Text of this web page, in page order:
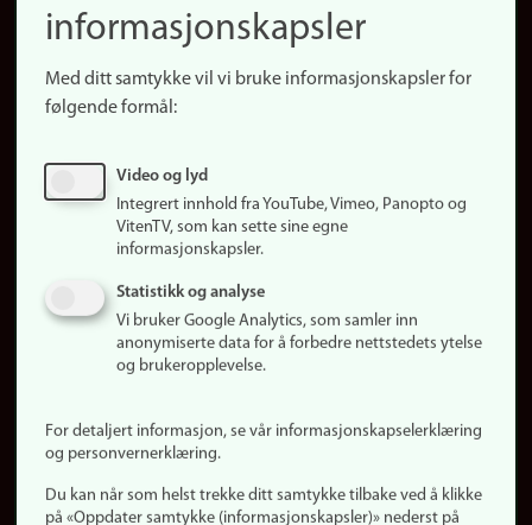
Presse
Finn studier
Ledige stillinger
Om nettstedet
Informasjonskapsler
Personvern
informasjonskapsler
Med ditt samtykke vil vi bruke informasjonskapsler for
følgende formål:
Video og lyd
Integrert innhold fra YouTube, Vimeo, Panopto og
VitenTV, som kan sette sine egne
informasjonskapsler.
Statistikk og analyse
Vi bruker Google Analytics, som samler inn
anonymiserte data for å forbedre nettstedets ytelse
og brukeropplevelse.
For detaljert informasjon, se vår informasjonskapselerklæring
og personvernerklæring.
Du kan når som helst trekke ditt samtykke tilbake ved å klikke
på «Oppdater samtykke (informasjonskapsler)» nederst på